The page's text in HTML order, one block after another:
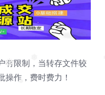
❅
❅
有限制，当转存文件较
操作，费时费力！